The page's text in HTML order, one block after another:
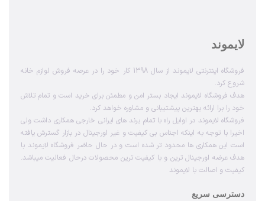
لایموند
فروشگاه اینترنتی لایموند از سال 1398 کار خود را در عرصه فروش لوازم خانه
شروع کرد.
هدف فروشگاه لایموند ایجاد بستر امن و مطمئن برای خرید است و تمام تلاش
خود را برا ارائه بهترین پیشتیبانی و مشاوره خواهد کرد.
فروشگاه لایموند در اوایل راه با تمام برند های ایرانی خارجی همکاری داشت ولی
اخیرا با توجه به اینکه اجناس بی کیفیت و غیر اورجینال در بازار گسترش یافته
است این همکاری ها محدود تر شده است و در حال حاضر فروشگاه لایموند با
هدف عرضه اورجینال ترین و با کیفیت ترین محصولات درحال فعالیت میباشد.
کیفیت و اصالت با لایموند
دسترسی سریع